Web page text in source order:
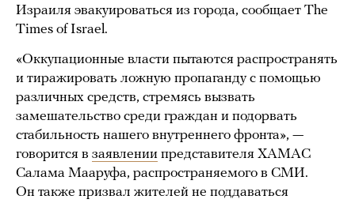
Израиля эвакуироваться из города, сообщает The
Times of Israel.
«Оккупационные власти пытаются распространять
и тиражировать ложную пропаганду с помощью
различных средств, стремясь вызвать
замешательство среди граждан и подорвать
стабильность нашего внутреннего фронта», —
говорится в заявлении представителя ХАМАС
Салама Мааруфа, распространяемого в СМИ.
Он также призвал жителей не поддаваться